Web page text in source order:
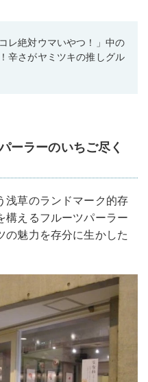
レ絶対ウマいやつ！」中の
辛さがヤミツキの推しグル
ーラーのいちご尽く
浅草のランドマーク的存
構えるフルーツパーラー
の魅力を存分に生かした